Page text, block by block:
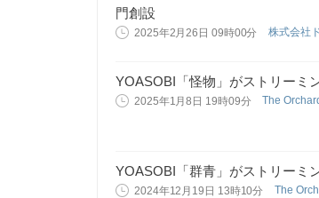
門創設
2025年2月26日 09時00分 株式会社
YOASOBI「怪物」がストリーミ
2025年1月8日 19時09分 The
YOASOBI「群青」がストリーミ
2024年12月19日 13時10分 The